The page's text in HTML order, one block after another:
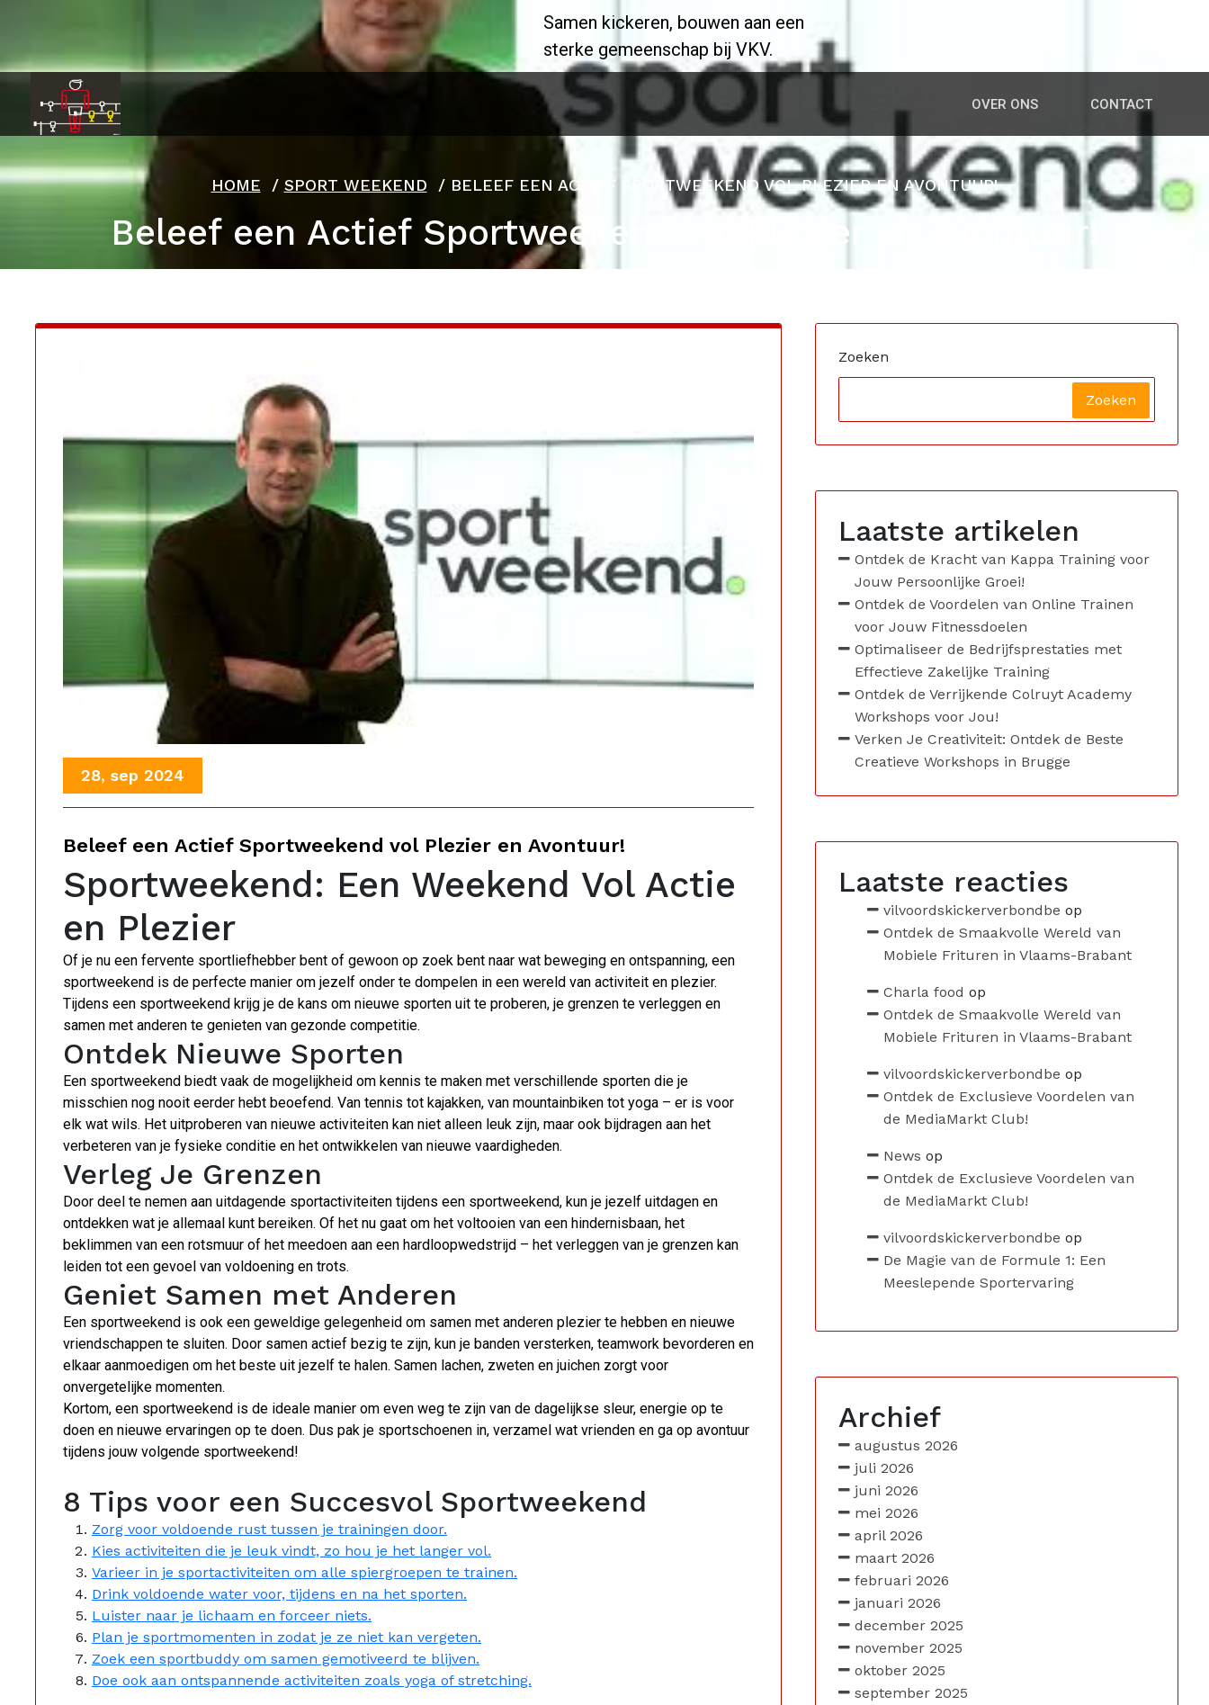
inhoud
Samen kickeren, bouwen aan een
sterke gemeenschap bij VKV.
OVER ONS CONTACT
HOME / SPORT WEEKEND / BELEEF EEN ACTIEF SPORTWEEKEND VOL PLEZIER EN AVONTUUR!
Beleef een Actief Sportweekend vol Plezier en Avontuur!
28, sep 2024
Beleef een Actief Sportweekend vol Plezier en Avontuur!
Sportweekend: Een Weekend Vol Actie
en Plezier
Of je nu een fervente sportliefhebber bent of gewoon op zoek bent naar wat beweging en ontspanning, een
sportweekend is de perfecte manier om jezelf onder te dompelen in een wereld van activiteit en plezier.
Tijdens een sportweekend krijg je de kans om nieuwe sporten uit te proberen, je grenzen te verleggen en
samen met anderen te genieten van gezonde competitie.
Ontdek Nieuwe Sporten
Een sportweekend biedt vaak de mogelijkheid om kennis te maken met verschillende sporten die je
misschien nog nooit eerder hebt beoefend. Van tennis tot kajakken, van mountainbiken tot yoga – er is voor
elk wat wils. Het uitproberen van nieuwe activiteiten kan niet alleen leuk zijn, maar ook bijdragen aan het
verbeteren van je fysieke conditie en het ontwikkelen van nieuwe vaardigheden.
Verleg Je Grenzen
Door deel te nemen aan uitdagende sportactiviteiten tijdens een sportweekend, kun je jezelf uitdagen en
ontdekken wat je allemaal kunt bereiken. Of het nu gaat om het voltooien van een hindernisbaan, het
beklimmen van een rotsmuur of het meedoen aan een hardloopwedstrijd – het verleggen van je grenzen kan
leiden tot een gevoel van voldoening en trots.
Geniet Samen met Anderen
Een sportweekend is ook een geweldige gelegenheid om samen met anderen plezier te hebben en nieuwe
vriendschappen te sluiten. Door samen actief bezig te zijn, kun je banden versterken, teamwork bevorderen en
elkaar aanmoedigen om het beste uit jezelf te halen. Samen lachen, zweten en juichen zorgt voor
onvergetelijke momenten.
Kortom, een sportweekend is de ideale manier om even weg te zijn van de dagelijkse sleur, energie op te
doen en nieuwe ervaringen op te doen. Dus pak je sportschoenen in, verzamel wat vrienden en ga op avontuur
tijdens jouw volgende sportweekend!
8 Tips voor een Succesvol Sportweekend
Zorg voor voldoende rust tussen je trainingen door.
Kies activiteiten die je leuk vindt, zo hou je het langer vol.
Varieer in je sportactiviteiten om alle spiergroepen te trainen.
Drink voldoende water voor, tijdens en na het sporten.
Luister naar je lichaam en forceer niets.
Plan je sportmomenten in zodat je ze niet kan vergeten.
Zoek een sportbuddy om samen gemotiveerd te blijven.
Doe ook aan ontspannende activiteiten zoals yoga of stretching.
Zoeken
Zoeken
Laatste artikelen
Ontdek de Kracht van Kappa Training voor
Jouw Persoonlijke Groei!
Ontdek de Voordelen van Online Trainen
voor Jouw Fitnessdoelen
Optimaliseer de Bedrijfsprestaties met
Effectieve Zakelijke Training
Ontdek de Verrijkende Colruyt Academy
Workshops voor Jou!
Verken Je Creativiteit: Ontdek de Beste
Creatieve Workshops in Brugge
Laatste reacties
vilvoordskickerverbondbe op
Ontdek de Smaakvolle Wereld van
Mobiele Frituren in Vlaams-Brabant
Charla food op
Ontdek de Smaakvolle Wereld van
Mobiele Frituren in Vlaams-Brabant
vilvoordskickerverbondbe op
Ontdek de Exclusieve Voordelen van
de MediaMarkt Club!
News op
Ontdek de Exclusieve Voordelen van
de MediaMarkt Club!
vilvoordskickerverbondbe op
De Magie van de Formule 1: Een
Meeslepende Sportervaring
Archief
augustus 2026
juli 2026
juni 2026
mei 2026
april 2026
maart 2026
februari 2026
januari 2026
december 2025
november 2025
oktober 2025
september 2025